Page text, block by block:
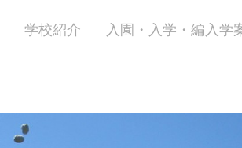
学校紹介 入園・入学・編入学